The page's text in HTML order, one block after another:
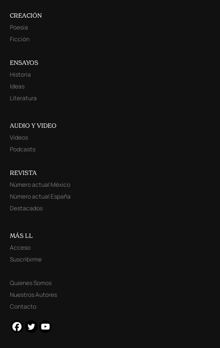
CREACIÓN
Poesía
Ficción
ENSAYOS
Historia
Ideas
Literatura
AUDIO Y VIDEO
Videos
Podcasts
REVISTA
Número actual México
Número actual España
Destacados
MÁS LL
Acceso
Suscribirme
Quienes Somos
Nuestros Autores
Contacto